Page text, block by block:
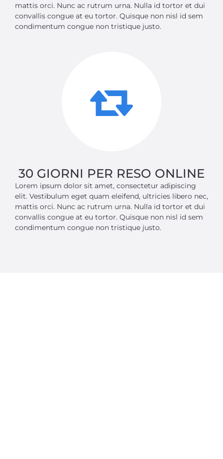
mattis orci. Nunc ac rutrum urna. Nulla id tortor et dui
convallis congue at eu tortor. Quisque non nisl id sem
condimentum congue non tristique justo.
30 GIORNI PER RESO ONLINE
Lorem ipsum dolor sit amet, consectetur adipiscing
elit. Vestibulum eget quam eleifend, ultricies libero nec,
mattis orci. Nunc ac rutrum urna. Nulla id tortor et dui
convallis congue at eu tortor. Quisque non nisl id sem
condimentum congue non tristique justo.